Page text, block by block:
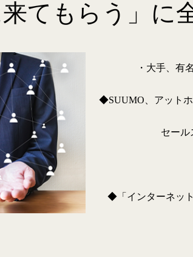
来てもらう」に
・大手、有
◆SUUMO、アットホ
セール
◆「インターネッ